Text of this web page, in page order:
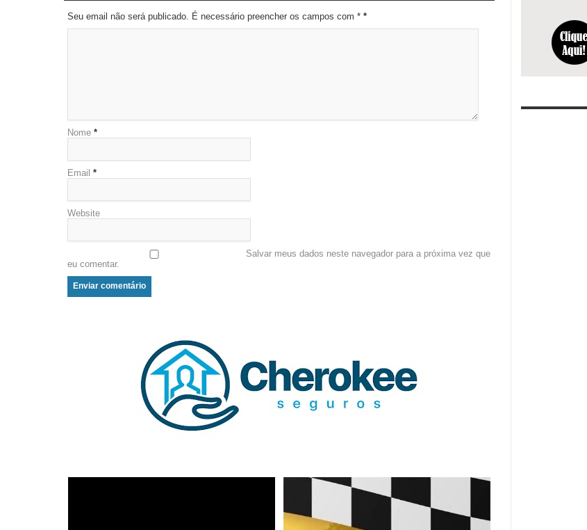
Seu email não será publicado. É necessário preencher os campos com * *
Nome *
Email *
Website
Salvar meus dados neste navegador para a próxima vez que
eu comentar.